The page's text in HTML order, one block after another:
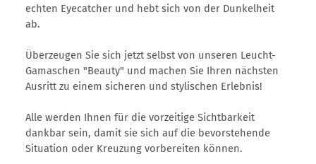
echten Eyecatcher und hebt sich von der Dunkelheit
ab.
Überzeugen Sie sich jetzt selbst von unseren Leucht-
Gamaschen "Beauty" und machen Sie Ihren nächsten
Ausritt zu einem sicheren und stylischen Erlebnis!
Alle werden Ihnen für die vorzeitige Sichtbarkeit
dankbar sein, damit sie sich auf die bevorstehende
Situation oder Kreuzung vorbereiten können.